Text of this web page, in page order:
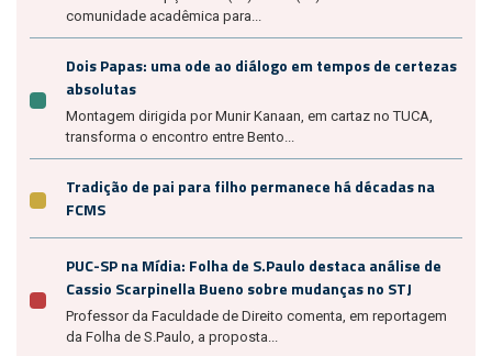
comunidade acadêmica para...
Dois Papas: uma ode ao diálogo em tempos de certezas
absolutas
Montagem dirigida por Munir Kanaan, em cartaz no TUCA,
transforma o encontro entre Bento...
Tradição de pai para filho permanece há décadas na
FCMS
PUC-SP na Mídia: Folha de S.Paulo destaca análise de
Cassio Scarpinella Bueno sobre mudanças no STJ
Professor da Faculdade de Direito comenta, em reportagem
da Folha de S.Paulo, a proposta...